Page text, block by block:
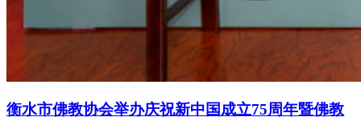
衡水市佛教协会举办庆祝新中国成立75周年暨佛教